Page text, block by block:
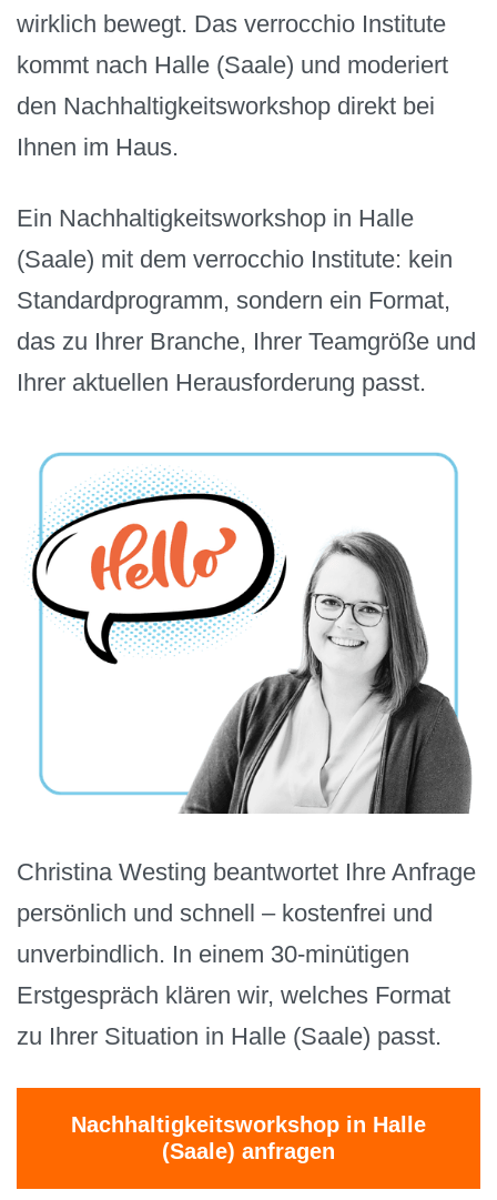
wirklich bewegt. Das verrocchio Institute
kommt nach Halle (Saale) und moderiert
den Nachhaltigkeitsworkshop direkt bei
Ihnen im Haus.
Ein Nachhaltigkeitsworkshop in Halle
(Saale) mit dem verrocchio Institute: kein
Standardprogramm, sondern ein Format,
das zu Ihrer Branche, Ihrer Teamgröße und
Ihrer aktuellen Herausforderung passt.
Christina Westing beantwortet Ihre Anfrage
persönlich und schnell – kostenfrei und
unverbindlich. In einem 30-minütigen
Erstgespräch klären wir, welches Format
zu Ihrer Situation in Halle (Saale) passt.
Nachhaltigkeitsworkshop in Halle
(Saale) anfragen